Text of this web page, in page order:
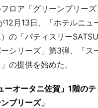
ロア「グリーンブリー
12月13日、「ホテルニュ
）の「パティスリー
シリーズ」第3弾、「ス
の提供を始めた。
ーオータニ佐賀」1階の
ブリーズ」